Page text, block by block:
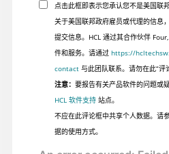
点击此框即表示您承认您不是美国联
关于美国联邦政府雇员或代理的信息
提交信息。HCL 通过其合作伙伴
件和服务。请通过 https://
contact与此团队联系。请勿在此“评
注意： 要报告有关产品软件的问题或
HCL 软件支持站点。
不应在此评论框中共享个人数据。请
据的使用方式。